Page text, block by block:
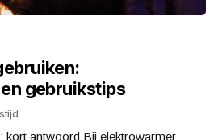
gebruikstips
kort antwoord Bij elektrowarmer